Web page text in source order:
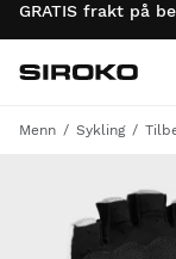
GRATIS frakt på
Gå til
Menn Sykling